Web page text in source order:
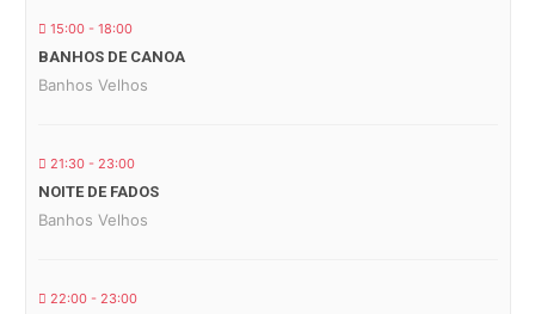
15:00 - 18:00
BANHOS DE CANOA
Banhos Velhos
21:30 - 23:00
NOITE DE FADOS
Banhos Velhos
22:00 - 23:00